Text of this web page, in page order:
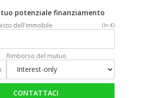
tuo potenziale finanziamento
dell'immobile (In €)
Rimborso del mutuo
CONTATTACI